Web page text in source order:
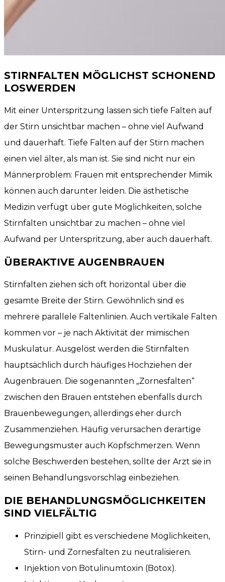
STIRNFALTEN MÖGLICHST SCHONEND
LOSWERDEN
Mit einer Unterspritzung lassen sich tiefe Falten auf
der Stirn unsichtbar machen – ohne viel Aufwand
und dauerhaft. Tiefe Falten auf der Stirn machen
einen viel älter, als man ist. Sie sind nicht nur ein
Männerproblem: Frauen mit entsprechender Mimik
können auch darunter leiden. Die ästhetische
Medizin verfügt über gute Möglichkeiten, solche
Stirnfalten unsichtbar zu machen – ohne viel
Aufwand per Unterspritzung, aber auch dauerhaft.
ÜBERAKTIVE AUGENBRAUEN
Stirnfalten ziehen sich oft horizontal über die
gesamte Breite der Stirn. Gewöhnlich sind es
mehrere parallele Faltenlinien. Auch vertikale Falten
kommen vor – je nach Aktivität der mimischen
Muskulatur. Ausgelöst werden die Stirnfalten
hauptsächlich durch häufiges Hochziehen der
Augenbrauen. Die sogenannten „Zornesfalten“
zwischen den Brauen entstehen ebenfalls durch
Brauenbewegungen, allerdings eher durch
Zusammenziehen. Häufig verursachen derartige
Bewegungsmuster auch Kopfschmerzen. Wenn
solche Beschwerden bestehen, sollte der Arzt sie in
seinen Behandlungsvorschlag einbeziehen.
DIE BEHANDLUNGSMÖGLICHKEITEN
SIND VIELFÄLTIG
Prinzipiell gibt es verschiedene Möglichkeiten,
Stirn- und Zornesfalten zu neutralisieren.
Injektion von Botulinumtoxin (Botox).